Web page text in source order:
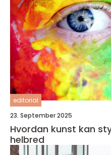
editorial
23. September 2025
Hvordan kunst kan
helbred